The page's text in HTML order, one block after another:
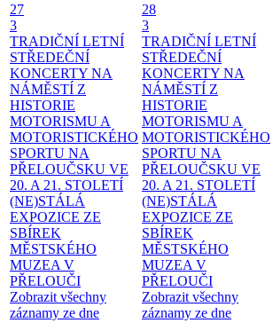
27
3
TRADIČNÍ LETNÍ
STŘEDEČNÍ
KONCERTY NA
NÁMĚSTÍ Z
HISTORIE
MOTORISMU A
MOTORISTICKÉHO
SPORTU NA
PŘELOUČSKU VE
20. A 21. STOLETÍ
(NE)STÁLÁ
EXPOZICE ZE
SBÍREK
MĚSTSKÉHO
MUZEA V
PŘELOUČI
Zobrazit všechny
záznamy ze dne
28
3
TRADIČNÍ LETNÍ
STŘEDEČNÍ
KONCERTY NA
NÁMĚSTÍ Z
HISTORIE
MOTORISMU A
MOTORISTICKÉHO
SPORTU NA
PŘELOUČSKU VE
20. A 21. STOLETÍ
(NE)STÁLÁ
EXPOZICE ZE
SBÍREK
MĚSTSKÉHO
MUZEA V
PŘELOUČI
Zobrazit všechny
záznamy ze dne